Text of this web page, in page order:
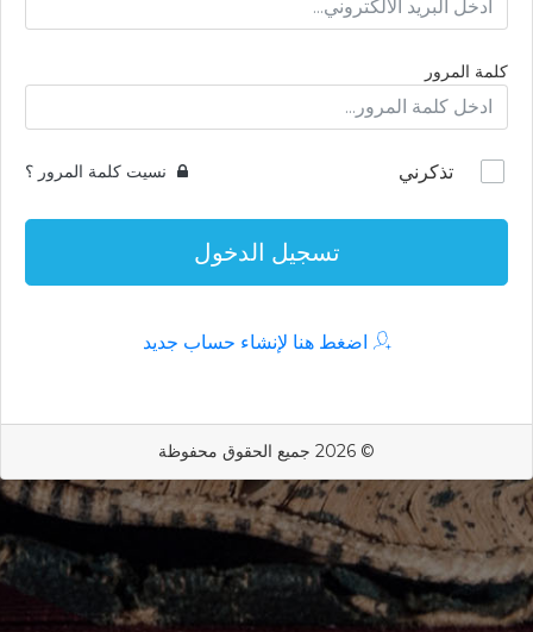
كلمة المرور
تذكرني نسيت كلمة المرور ؟
تسجيل الدخول
اضغط هنا لإنشاء حساب جديد
© 2026 جميع الحقوق محفوظة